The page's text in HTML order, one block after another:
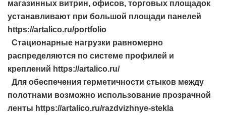
магазинных витрин, офисов, торговых площадок
устанавливают при большой площади панелей
https://artalico.ru/portfolio
Стационарные нагрузки равномерно
распределяются по системе профилей и
креплений https://artalico.ru/
Для обеспечения герметичности стыков между
полотнами возможно использование прозрачной
ленты https://artalico.ru/razdvizhnye-stekla